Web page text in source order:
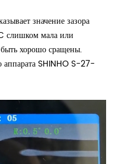
значение зазора
слишком мала или
хорошо сращены.
аппарата SHINHO S-27-